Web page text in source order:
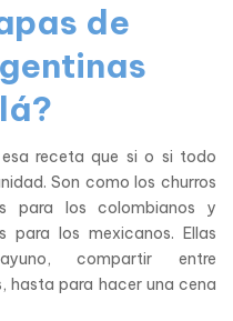
de
receta que si o si todo
Son como los churros
para los colombianos y
los mexicanos. Ellas
compartir entre
hasta para hacer una cena